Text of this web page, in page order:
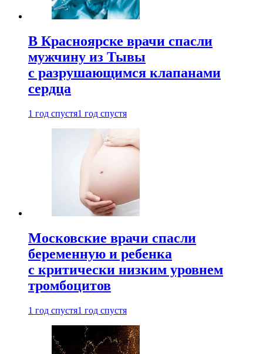
В Красноярске врачи спасли
мужчину из Тывы
с разрушающимся клапанами
сердца
1 год спустя1 год спустя
Московские врачи спасли
беременную и ребенка
с критически низким уровнем
тромбоцитов
1 год спустя1 год спустя